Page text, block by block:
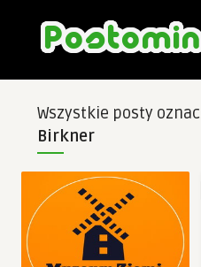
Wszystkie posty
Birkner